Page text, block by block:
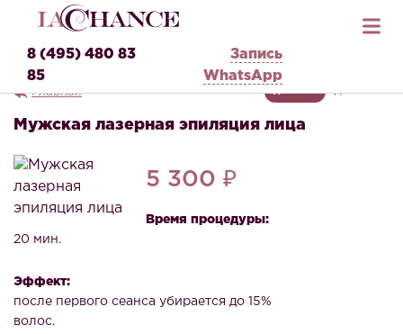
8 (495) 480 83
85
Запись
WhatsApp
Главная ДЛЯ НЕЕ ДЛЯ НЕГО
Мужская лазерная эпиляция лица
5 300 ₽
Время процедуры:
20 мин.
Эффект:
после первого сеанса убирается до 15%
волос.